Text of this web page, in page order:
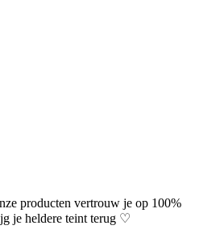
producten vertrouw je op 100%
je heldere teint terug ♡